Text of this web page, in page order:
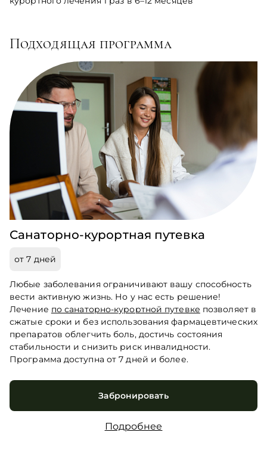
Подходящая программа
Санаторно-курортная путевка
от 7 дней
Любые заболевания ограничивают вашу способность
вести активную жизнь. Но у нас есть решение!
Лечение по санаторно-курортной путевке позволяет в
сжатые сроки и без использования фармацевтических
препаратов облегчить боль, достичь состояния
стабильности и снизить риск инвалидности.
Программа доступна от 7 дней и более.
Забронировать
Подробнее